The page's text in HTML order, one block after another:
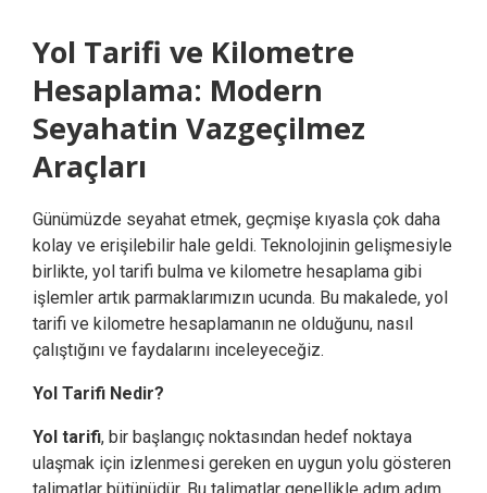
Yol Tarifi ve Kilometre
Hesaplama: Modern
Seyahatin Vazgeçilmez
Araçları
Günümüzde seyahat etmek, geçmişe kıyasla çok daha
kolay ve erişilebilir hale geldi. Teknolojinin gelişmesiyle
birlikte, yol tarifi bulma ve kilometre hesaplama gibi
işlemler artık parmaklarımızın ucunda. Bu makalede, yol
tarifi ve kilometre hesaplamanın ne olduğunu, nasıl
çalıştığını ve faydalarını inceleyeceğiz.
Yol Tarifi Nedir?
Yol tarifi, bir başlangıç noktasından hedef noktaya
ulaşmak için izlenmesi gereken en uygun yolu gösteren